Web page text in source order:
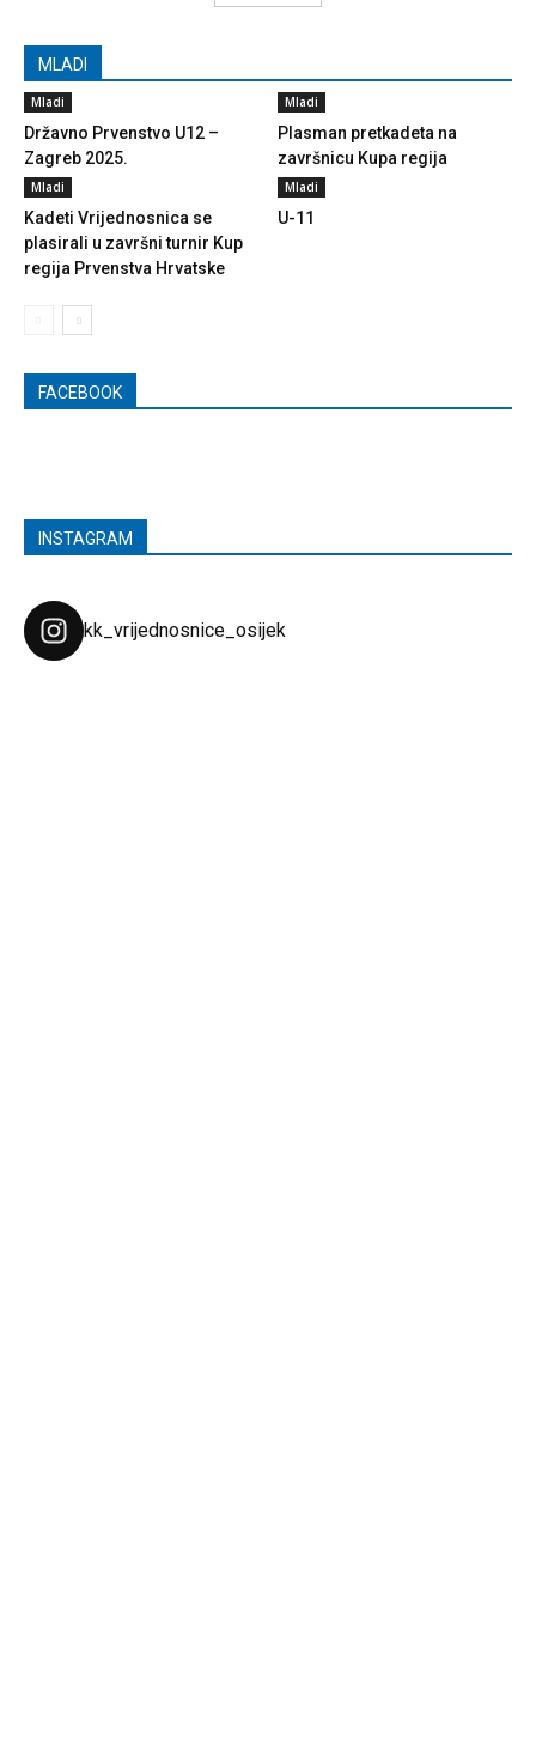
MLADI
Mladi
Državno Prvenstvo U12 –
Zagreb 2025.
Mladi
Plasman pretkadeta na
završnicu Kupa regija
Mladi
Kadeti Vrijednosnica se
plasirali u završni turnir Kup
regija Prvenstva Hrvatske
Mladi
U-11
FACEBOOK
INSTAGRAM
kk_vrijednosnice_osijek